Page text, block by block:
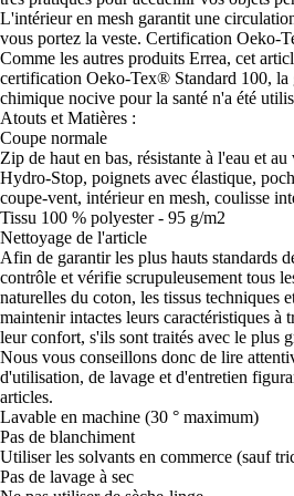
L'intérieur en mesh garantit une
vous portez la veste. Certification Oeko-
Comme les autres produits Errea, cet
certification Oeko-Tex® Standard 100, la
chimique nocive pour la santé n'a été
Atouts et Matières :
Coupe normale
Zip de haut en bas, résistante à l'eau et
Hydro-Stop, poignets avec élastique,
coupe-vent, intérieur en mesh, coulisse
Tissu 100 % polyester - 95 g/m2
Nettoyage de l'article
Afin de garantir les plus hauts standards
contrôle et vérifie scrupuleusement tous
naturelles du coton, les tissus techniques
maintenir intactes leurs caractéristiques à
leur confort, s'ils sont traités avec le plus
Nous vous conseillons donc de lire
d'utilisation, de lavage et d'entretien
articles.
Lavable en machine (30 ° maximum)
Pas de blanchiment
Utiliser les solvants en commerce (sauf
Pas de lavage à sec